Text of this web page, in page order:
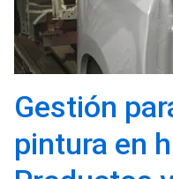
Gestión
pintura en